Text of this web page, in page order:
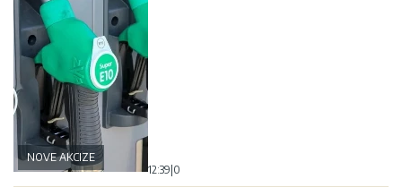
NOVE AKCIZE
12:39 0